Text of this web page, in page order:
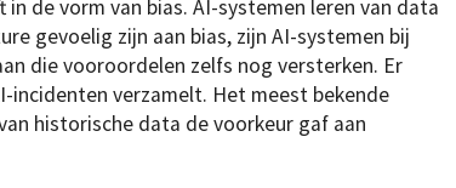
de vorm van bias. AI-systemen leren van data
gevoelig zijn aan bias, zijn AI-systemen bij
die vooroordelen zelfs nog versterken. Er
incidenten verzamelt. Het meest bekende
historische data de voorkeur gaf aan